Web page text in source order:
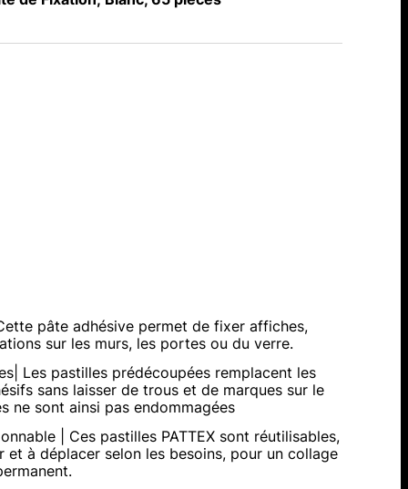
pâte adhésive permet de fixer affiches,
sur les murs, les portes ou du verre.
Les pastilles prédécoupées remplacent les
sans laisser de trous et de marques sur le
ne sont ainsi pas endommagées
| Ces pastilles PATTEX sont réutilisables,
et à déplacer selon les besoins, pour un collage